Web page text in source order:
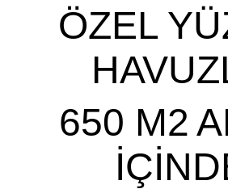
ÖZEL
650 M2